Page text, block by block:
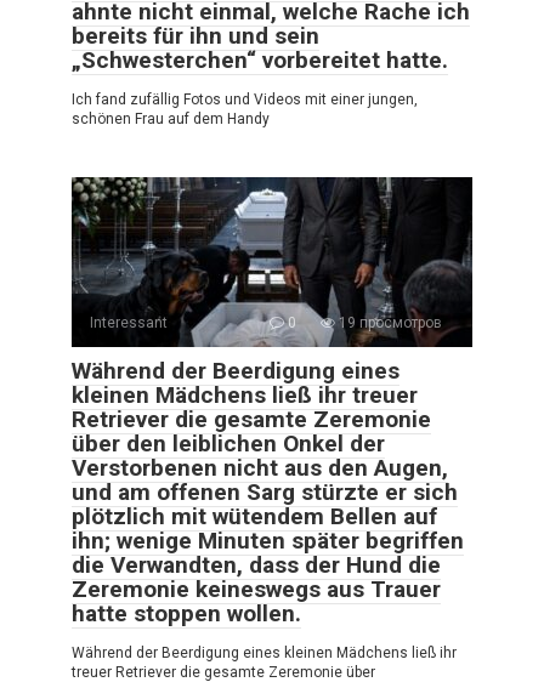
ahnte nicht einmal, welche Rache ich
bereits für ihn und sein
„Schwesterchen“ vorbereitet hatte.
Ich fand zufällig Fotos und Videos mit einer jungen,
schönen Frau auf dem Handy
Interessant 0 19 просмотров
Während der Beerdigung eines
kleinen Mädchens ließ ihr treuer
Retriever die gesamte Zeremonie
über den leiblichen Onkel der
Verstorbenen nicht aus den Augen,
und am offenen Sarg stürzte er sich
plötzlich mit wütendem Bellen auf
ihn; wenige Minuten später begriffen
die Verwandten, dass der Hund die
Zeremonie keineswegs aus Trauer
hatte stoppen wollen.
Während der Beerdigung eines kleinen Mädchens ließ ihr
treuer Retriever die gesamte Zeremonie über